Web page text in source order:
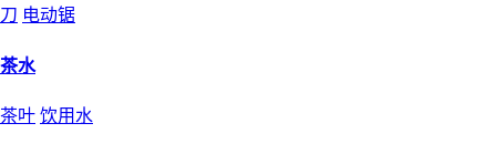
刀 电动锯
茶水
茶叶 饮用水